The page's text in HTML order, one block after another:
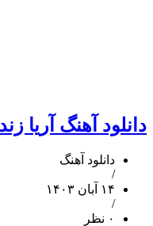
دانلود آهنگ
دانلود آهنگ
/
۱۴ آبان ۱۴۰۳
/
۰ نظر